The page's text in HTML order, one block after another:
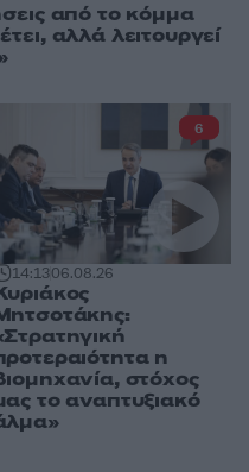
από το κόμμα
αλλά λειτουργεί
14:1306.08.26
η
στόχος
το αναπτυξιακό
6